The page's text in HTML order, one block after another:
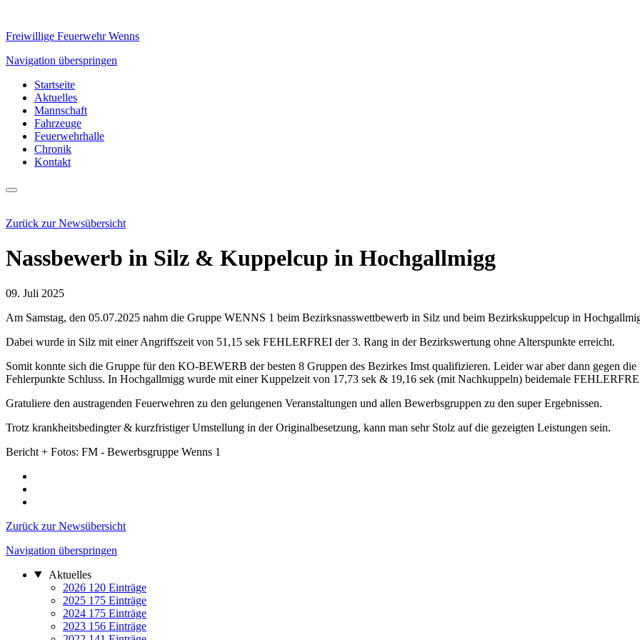
Freiwillige Feuerwehr Wenns
Navigation überspringen
Startseite
Aktuelles
Mannschaft
Fahrzeuge
Feuerwehrhalle
Chronik
Kontakt
Zurück zur Newsübersicht
Nassbewerb in Silz & Kuppelcup in Hochgallmigg
09. Juli 2025
Am Samstag, den 05.07.2025 nahm die Gruppe WENNS 1 beim Bezirksnasswettbewerb in Silz und beim Bezirkskuppelcup in
Dabei wurde in Silz mit einer Angriffszeit von 51,15 sek FEHLERFREI der 3. Rang in der Bezirkswertung ohne Alterspunkte erreicht.
Somit konnte sich die Gruppe für den KO-BEWERB der besten 8 Gruppen des Bezirkes Imst qualifizieren. Leider war aber dann gegen
Fehlerpunkte Schluss. In Hochgallmigg wurde mit einer Kuppelzeit von 17,73 sek & 19,16 sek (mit Nachkuppeln) beidemale
Gratuliere den austragenden Feuerwehren zu den gelungenen Veranstaltungen und allen Bewerbsgruppen zu den super Ergebnissen.
Trotz krankheitsbedingter & kurzfristiger Umstellung in der Originalbesetzung, kann man sehr Stolz auf die gezeigten Leistungen sein.
Bericht + Fotos: FM - Bewerbsgruppe Wenns 1
Zurück zur Newsübersicht
Navigation überspringen
Aktuelles
2026 120 Einträge
2025 175 Einträge
2024 175 Einträge
2023 156 Einträge